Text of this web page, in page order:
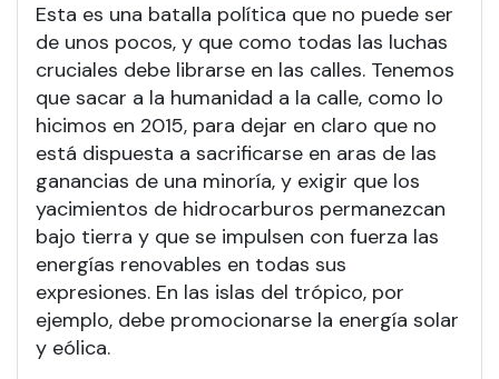
Esta es una batalla política que no puede ser
de unos pocos, y que como todas las luchas
cruciales debe librarse en las calles. Tenemos
que sacar a la humanidad a la calle, como lo
hicimos en 2015, para dejar en claro que no
está dispuesta a sacrificarse en aras de las
ganancias de una minoría, y exigir que los
yacimientos de hidrocarburos permanezcan
bajo tierra y que se impulsen con fuerza las
energías renovables en todas sus
expresiones. En las islas del trópico, por
ejemplo, debe promocionarse la energía solar
y eólica.